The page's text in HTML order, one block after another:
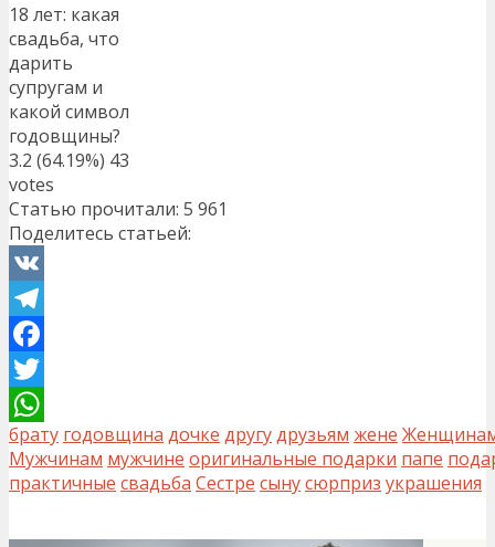
18 лет: какая
свадьба, что
дарить
супругам и
какой символ
годовщины?
3.2 (64.19%) 43
votes
Статью прочитали: 5 961
Поделитесь статьей:
VK
Telegram
Facebook
Twitter
WhatsApp
брату годовщина дочке другудрузьям жене
Мужчинам мужчине оригинальные подарки папе
практичные свадьба Сестре сынусюрприз украшения